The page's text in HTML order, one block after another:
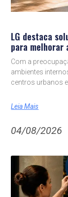
LG destaca
para melhorar
Com a
ambientes
centros urbanos e
Leia Mais
04/08/2026